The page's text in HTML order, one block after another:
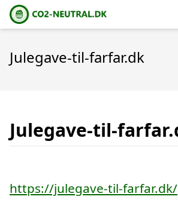
Julegave-til-farfar.dk
Julegave-til-
https://julegave-til-farfar.dk/